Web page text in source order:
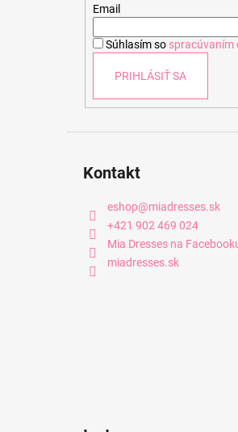
Email
Súhlasím so spracúvaním
PRIHLÁSIŤ SA
Kontakt
eshop@miadresses.sk
+421 902 469 024
Mia Dresses na
miadresses.sk